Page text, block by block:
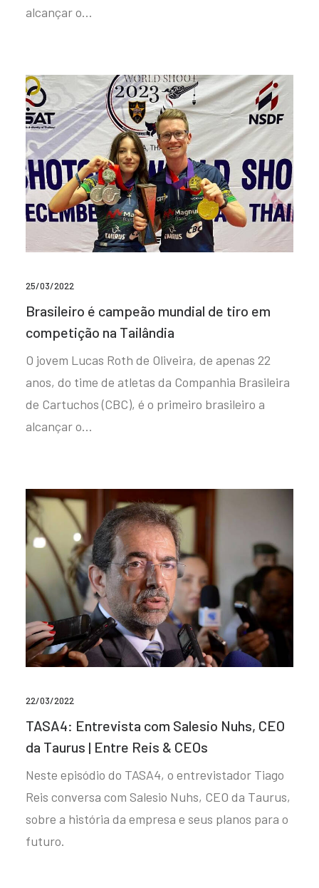
alcançar o…
25/03/2022
Brasileiro é campeão mundial de tiro em
competição na Tailândia
O jovem Lucas Roth de Oliveira, de apenas 22
anos, do time de atletas da Companhia Brasileira
de Cartuchos (CBC), é o primeiro brasileiro a
alcançar o…
22/03/2022
TASA4: Entrevista com Salesio Nuhs, CEO
da Taurus | Entre Reis & CEOs
Neste episódio do TASA4, o entrevistador Tiago
Reis conversa com Salesio Nuhs, CEO da Taurus,
sobre a história da empresa e seus planos para o
futuro.